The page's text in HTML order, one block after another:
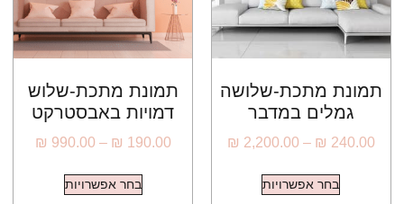
תמונת מתכת-שלושה
גמלים במדבר
₪ 240.00
–
₪ 2,200.00
בחר אפשרויות
תמונת מתכת-שלוש
דמויות באבסטרקט
₪ 190.00
–
₪ 990.00
בחר אפשרויות